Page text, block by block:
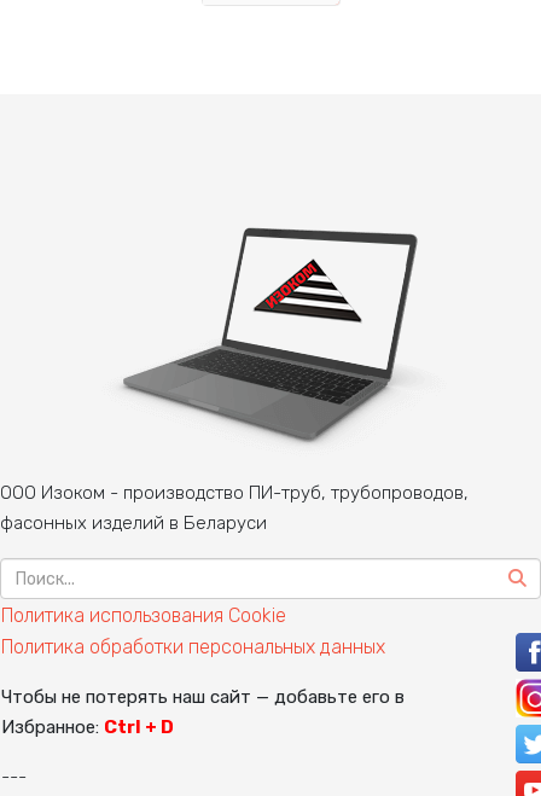
ООО Изоком - производство ПИ-труб, трубопроводов,
фасонных изделий в Беларуси
Политика использования Cookie
Политика обработки персональных данных
Чтобы не потерять наш сайт — добавьте его в
Избранное: Ctrl + D
---